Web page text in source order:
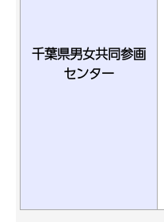
千葉県男女共同参画
センター